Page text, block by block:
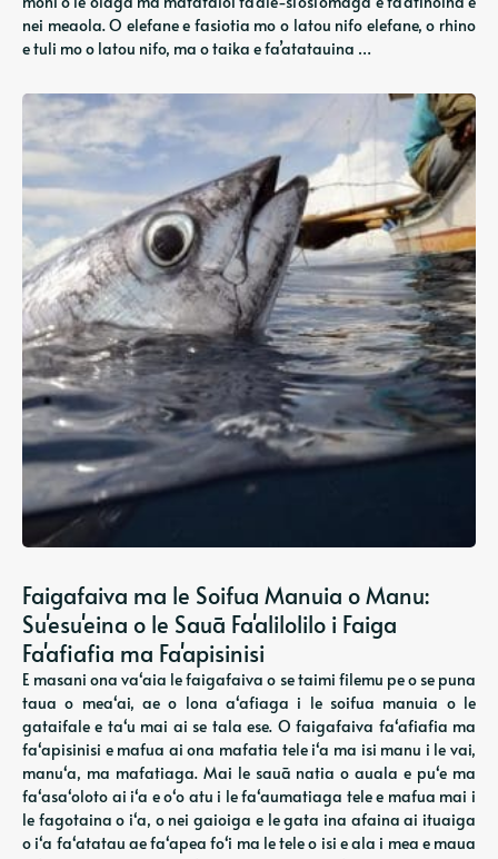
nei meaola. O elefane e fasiotia mo o latou nifo elefane, o rhino
e tuli mo o latou nifo, ma o taika e fa’atatauina …
Faigafaiva ma le Soifua Manuia o Manu:
Su'esu'eina o le Sauā Fa'alilolilo i Faiga
Fa'afiafia ma Fa'apisinisi
E masani ona vaʻaia le faigafaiva o se taimi filemu pe o se puna
taua o meaʻai, ae o lona aʻafiaga i le soifua manuia o le
gataifale e taʻu mai ai se tala ese. O faigafaiva faʻafiafia ma
faʻapisinisi e mafua ai ona mafatia tele iʻa ma isi manu i le vai,
manuʻa, ma mafatiaga. Mai le sauā natia o auala e puʻe ma
faʻasaʻoloto ai iʻa e oʻo atu i le faʻaumatiaga tele e mafua mai i
le fagotaina o iʻa, o nei gaioiga e le gata ina afaina ai ituaiga
o iʻa faʻatatau ae faʻapea foʻi ma le tele o isi e ala i mea e maua